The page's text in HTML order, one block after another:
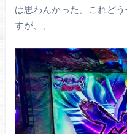
は思わんかった。これど
すが、、